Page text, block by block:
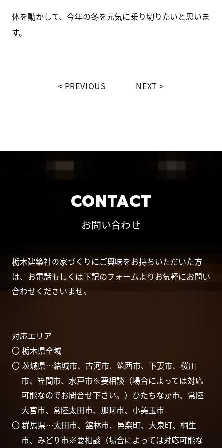
体を動かして、今年の冬を元気に乗り切りたいと思いま
す。
PREVIOUS NEXT
CONTACT
お問い合わせ
栃木建築社の家づくりにご興味をお持ちいただいた方
は、お電話もしくは下記のフォームよりお気軽にお問い
合わせくださいませ。
対応エリア
〇 栃木県全域
〇 茨城県…結城市、古河市、筑西市、下妻市、桜川
市、笠間市、水戸市※要相談（場合によっては対応
可能なのでお問合せ下さい。）ひたちなか市、常陸
大宮市、常陸太田市、那珂市、小美玉市
〇 群馬県…太田市、舘林市、邑楽町、大泉町、桐生
市、みどり市※要相談（場合によっては対応可能な